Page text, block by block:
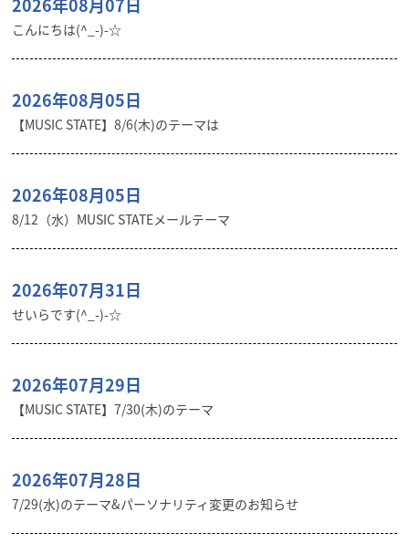
2026年08月07日
こんにちは(^_-)-☆
2026年08月05日
【MUSIC STATE】8/6(木)のテーマは
2026年08月05日
8/12（水）MUSIC STATEメールテーマ
2026年07月31日
せいらです(^_-)-☆
2026年07月29日
【MUSIC STATE】7/30(木)のテーマ
2026年07月28日
7/29(水)のテーマ&パーソナリティ変更のお知らせ